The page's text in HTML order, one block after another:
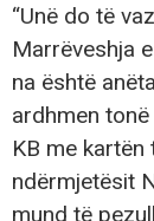
“Unë do të
Marrëveshja
na është
ardhmen
KB me
ndërmjetësit
mund të